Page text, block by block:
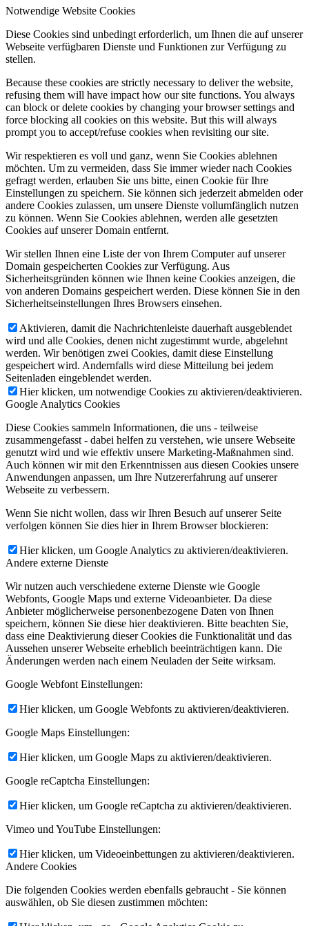
Notwendige Website Cookies
Diese Cookies sind unbedingt erforderlich, um Ihnen die auf unserer
Webseite verfügbaren Dienste und Funktionen zur Verfügung zu
stellen.
Because these cookies are strictly necessary to deliver the website,
refusing them will have impact how our site functions. You always
can block or delete cookies by changing your browser settings and
force blocking all cookies on this website. But this will always
prompt you to accept/refuse cookies when revisiting our site.
Wir respektieren es voll und ganz, wenn Sie Cookies ablehnen
möchten. Um zu vermeiden, dass Sie immer wieder nach Cookies
gefragt werden, erlauben Sie uns bitte, einen Cookie für Ihre
Einstellungen zu speichern. Sie können sich jederzeit abmelden oder
andere Cookies zulassen, um unsere Dienste vollumfänglich nutzen
zu können. Wenn Sie Cookies ablehnen, werden alle gesetzten
Cookies auf unserer Domain entfernt.
Wir stellen Ihnen eine Liste der von Ihrem Computer auf unserer
Domain gespeicherten Cookies zur Verfügung. Aus
Sicherheitsgründen können wie Ihnen keine Cookies anzeigen, die
von anderen Domains gespeichert werden. Diese können Sie in den
Sicherheitseinstellungen Ihres Browsers einsehen.
Aktivieren, damit die Nachrichtenleiste dauerhaft ausgeblendet
wird und alle Cookies, denen nicht zugestimmt wurde, abgelehnt
werden. Wir benötigen zwei Cookies, damit diese Einstellung
gespeichert wird. Andernfalls wird diese Mitteilung bei jedem
Seitenladen eingeblendet werden.
Hier klicken, um notwendige Cookies zu aktivieren/deaktivieren.
Google Analytics Cookies
Diese Cookies sammeln Informationen, die uns - teilweise
zusammengefasst - dabei helfen zu verstehen, wie unsere Webseite
genutzt wird und wie effektiv unsere Marketing-Maßnahmen sind.
Auch können wir mit den Erkenntnissen aus diesen Cookies unsere
Anwendungen anpassen, um Ihre Nutzererfahrung auf unserer
Webseite zu verbessern.
Wenn Sie nicht wollen, dass wir Ihren Besuch auf unserer Seite
verfolgen können Sie dies hier in Ihrem Browser blockieren:
Hier klicken, um Google Analytics zu aktivieren/deaktivieren.
Andere externe Dienste
Wir nutzen auch verschiedene externe Dienste wie Google
Webfonts, Google Maps und externe Videoanbieter. Da diese
Anbieter möglicherweise personenbezogene Daten von Ihnen
speichern, können Sie diese hier deaktivieren. Bitte beachten Sie,
dass eine Deaktivierung dieser Cookies die Funktionalität und das
Aussehen unserer Webseite erheblich beeinträchtigen kann. Die
Änderungen werden nach einem Neuladen der Seite wirksam.
Google Webfont Einstellungen:
Hier klicken, um Google Webfonts zu aktivieren/deaktivieren.
Google Maps Einstellungen:
Hier klicken, um Google Maps zu aktivieren/deaktivieren.
Google reCaptcha Einstellungen:
Hier klicken, um Google reCaptcha zu aktivieren/deaktivieren.
Vimeo und YouTube Einstellungen:
Hier klicken, um Videoeinbettungen zu aktivieren/deaktivieren.
Andere Cookies
Die folgenden Cookies werden ebenfalls gebraucht - Sie können
auswählen, ob Sie diesen zustimmen möchten: